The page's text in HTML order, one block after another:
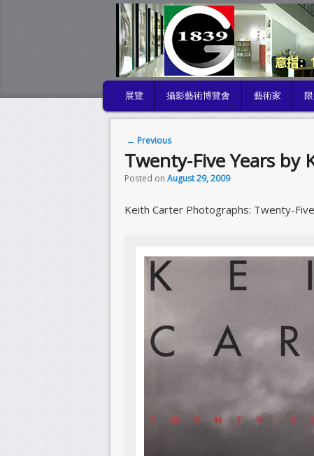
MAIN MENU
SKIP TO PRIMARY CONTENT
SKIP TO SECONDARY CONTENT
展覽 攝影藝術博覽會 藝術家
Post navigation
← Previous
Twenty-Five Years by
Posted on August 29, 2009
Keith Carter Photographs: Twenty-